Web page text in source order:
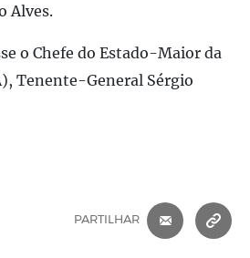
Alves.
o Chefe do Estado-Maior da
Tenente-General Sérgio
PARTILHAR